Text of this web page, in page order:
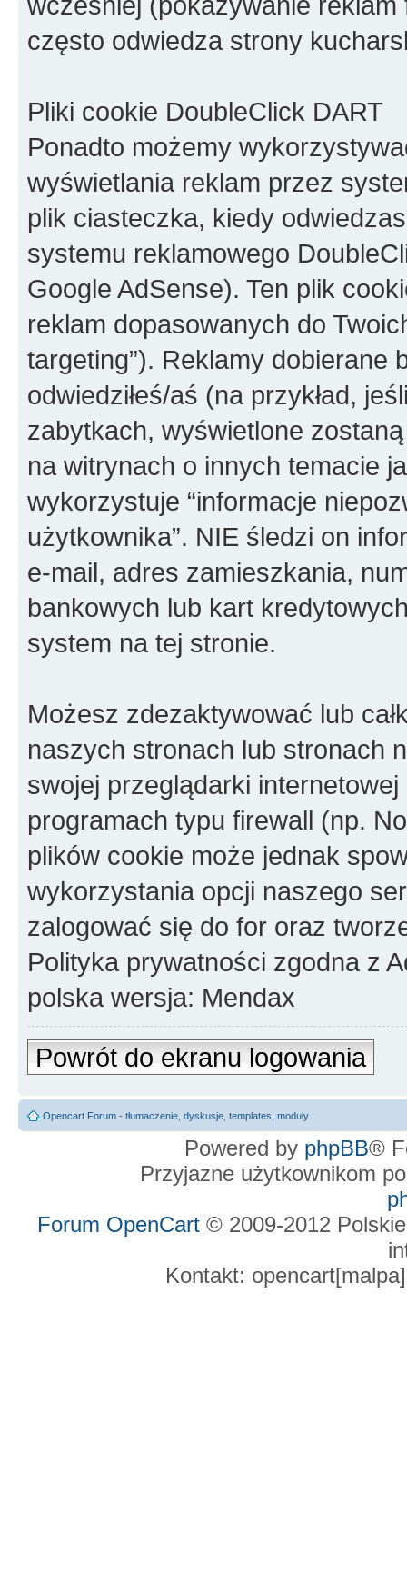
często odwiedza strony
Pliki cookie DoubleClick DART
Ponadto możemy
wyświetlania reklam przez
plik ciasteczka, kiedy
systemu reklamowego
Google AdSense). Ten plik
reklam dopasowanych do
targeting”). Reklamy dobierane
odwiedziłeś/aś (na przykład,
zabytkach, wyświetlone
na witrynach o innych temacie
wykorzystuje “informacje
użytkownika”. NIE śledzi on
e-mail, adres zamieszkania,
bankowych lub kart
system na tej stronie.
Możesz zdezaktywować lub
naszych stronach lub stronach
swojej przeglądarki
programach typu firewall (np.
plików cookie może jednak
wykorzystania opcji naszego
zalogować się do for oraz
Polityka prywatności zgodna z
polska wersja: Mendax
Powrót do ekranu logowania
Opencart Forum - tłumaczenie, dyskusje, templates, moduły
Powered by phpBB®
Przyjazne użytkownikom
Forum OpenCart © 2009-2012
Kontakt: